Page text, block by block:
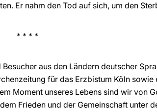
Er nahm den Tod auf sich, um den
* * * *
aus den Ländern deutscher
für das Erzbistum Köln sowie
Moment unseres Lebens sind wir von
Frieden und der Gemeinschaft unter